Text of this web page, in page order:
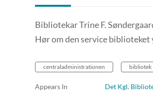
Bibliotekar Trine F.
Hør om den service
centraladministrationen bibliotek
Appears In Det Kgl.